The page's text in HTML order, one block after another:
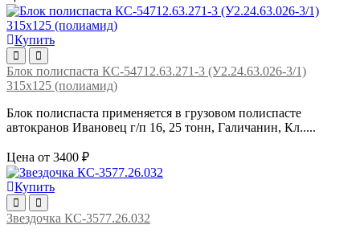
Купить
Блок полиспаста КС-54712.63.271-3 (У2.24.63.026-3/1)
315х125 (полиамид)
Блок полиспаста применяется в грузовом полиспасте
автокранов Ивановец г/п 16, 25 тонн, Галичанин, Кл.....
Цена от 3400 ₽
Купить
Звездочка КС-3577.26.032